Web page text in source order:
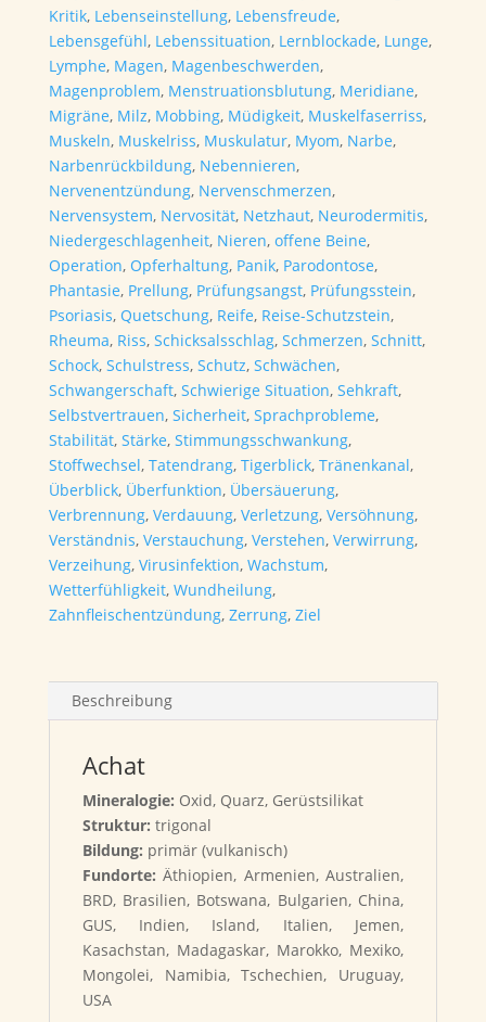
Kritik, Lebenseinstellung, Lebensfreude,
Lebensgefühl, Lebenssituation, Lernblockade, Lunge,
Lymphe, Magen, Magenbeschwerden,
Magenproblem, Menstruationsblutung, Meridiane,
Migräne, Milz, Mobbing, Müdigkeit, Muskelfaserriss,
Muskeln, Muskelriss, Muskulatur, Myom, Narbe,
Narbenrückbildung, Nebennieren,
Nervenentzündung, Nervenschmerzen,
Nervensystem, Nervosität, Netzhaut, Neurodermitis,
Niedergeschlagenheit, Nieren, offene Beine,
Operation, Opferhaltung, Panik, Parodontose,
Phantasie, Prellung, Prüfungsangst, Prüfungsstein,
Psoriasis, Quetschung, Reife, Reise-Schutzstein,
Rheuma, Riss, Schicksalsschlag, Schmerzen, Schnitt,
Schock, Schulstress, Schutz, Schwächen,
Schwangerschaft, Schwierige Situation, Sehkraft,
Selbstvertrauen, Sicherheit, Sprachprobleme,
Stabilität, Stärke, Stimmungsschwankung,
Stoffwechsel, Tatendrang, Tigerblick, Tränenkanal,
Überblick, Überfunktion, Übersäuerung,
Verbrennung, Verdauung, Verletzung, Versöhnung,
Verständnis, Verstauchung, Verstehen, Verwirrung,
Verzeihung, Virusinfektion, Wachstum,
Wetterfühligkeit, Wundheilung,
Zahnfleischentzündung, Zerrung, Ziel
Beschreibung
Achat
Mineralogie: Oxid, Quarz, Gerüstsilikat
Struktur: trigonal
Bildung: primär (vulkanisch)
Fundorte: Äthiopien, Armenien, Australien,
BRD, Brasilien, Botswana, Bulgarien, China,
GUS, Indien, Island, Italien, Jemen,
Kasachstan, Madagaskar, Marokko, Mexiko,
Mongolei, Namibia, Tschechien, Uruguay,
USA